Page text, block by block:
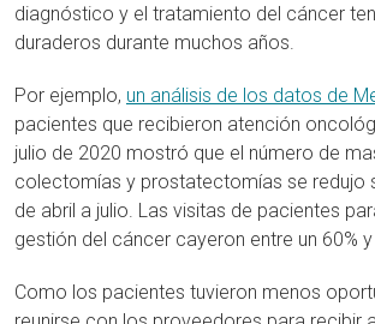
diagnóstico y el tratamiento del cáncer
duraderos durante muchos años.
Por ejemplo, un análisis de los datos de
pacientes que recibieron atención
julio de 2020 mostró que el número de
colectomías y prostatectomías se redujo
de abril a julio. Las visitas de pacientes
gestión del cáncer cayeron entre un 60% y
Como los pacientes tuvieron menos